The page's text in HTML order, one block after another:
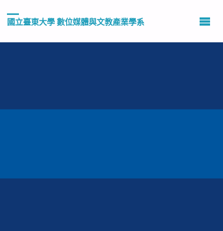
國立臺東大學 數位媒體與文教產業學系